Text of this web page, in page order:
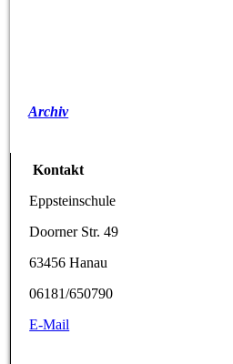
Archiv
Kontakt
Eppsteinschule
Doorner Str. 49
63456 Hanau
06181/650790
E-Mail